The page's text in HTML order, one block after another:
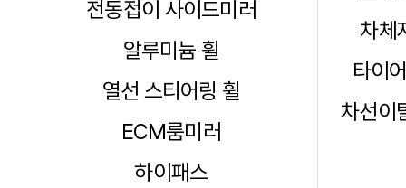
전동접이 사이드미러
알루미늄 휠
열선 스티어링 휠
ECM룸미러
하이패스
차체
타이
차선이